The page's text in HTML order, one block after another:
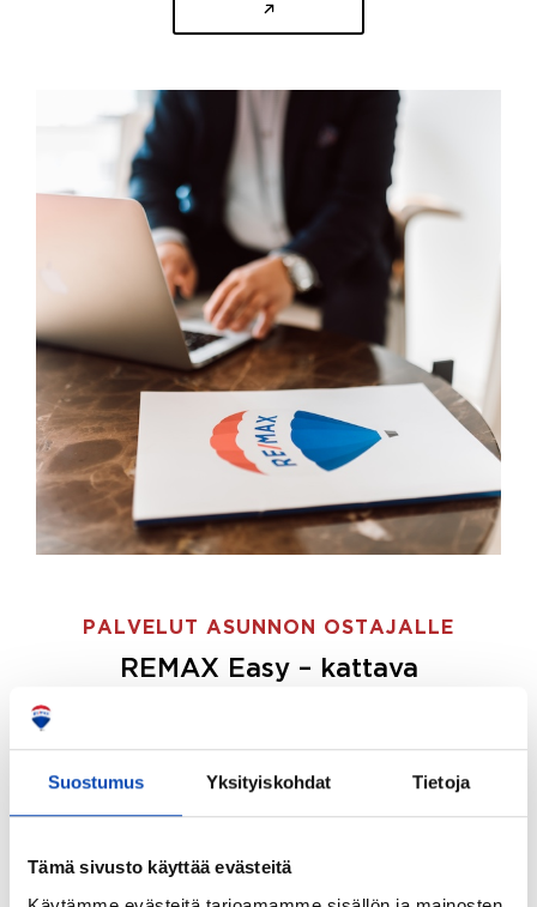
Suostumus Yksityiskohdat Tietoja
Tämä sivusto käyttää evästeitä
PALVELUT ASUNNON OSTAJALLE
REMAX Easy – kattava
ostajille.
Tee ostotoimeksianto ja etsimme juuri